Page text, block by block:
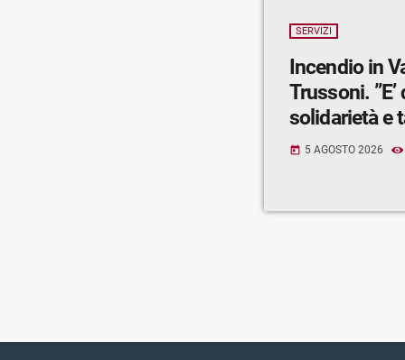
SERVIZI
Incendio in
Trussoni.
solidarietà e
today 5 AGOSTO 2026